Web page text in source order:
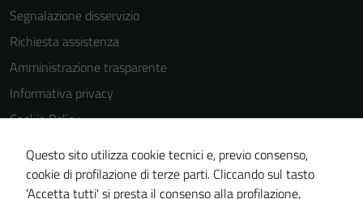
Segnalazione disservizio
Richiesta assistenza
Amministrazione trasparente
Informativa privacy
Cookie Policy
Note legali
Dichiarazione di accessibilità
Questo sito utilizza cookie tecnici e, previo consenso,
cookie di profilazione di terze parti. Cliccando sul tasto
'Accetta tutti' si presta il consenso alla profilazione,